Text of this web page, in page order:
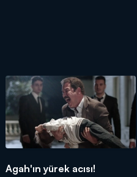
Agah'ın yürek acısı!